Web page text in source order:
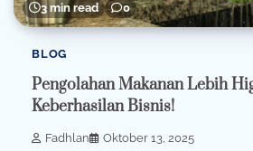
3 min read 0
BLOG
Pengolahan Makanan Lebih
Keberhasilan Bisnis!
Fadhlan Oktober 13, 2025